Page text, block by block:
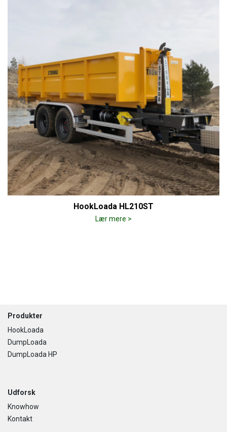
HookLoada HL210ST
Lær mere >
Footer
Produkter
HookLoada
DumpLoada
DumpLoada HP
Udforsk
Knowhow
Kontakt